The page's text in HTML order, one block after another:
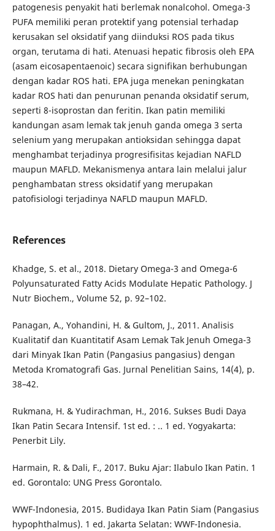
patogenesis penyakit hati berlemak nonalcohol. Omega-3
PUFA memiliki peran protektif yang potensial terhadap
kerusakan sel oksidatif yang diinduksi ROS pada tikus
organ, terutama di hati. Atenuasi hepatic fibrosis oleh EPA
(asam eicosapentaenoic) secara signifikan berhubungan
dengan kadar ROS hati. EPA juga menekan peningkatan
kadar ROS hati dan penurunan penanda oksidatif serum,
seperti 8-isoprostan dan feritin. Ikan patin memiliki
kandungan asam lemak tak jenuh ganda omega 3 serta
selenium yang merupakan antioksidan sehingga dapat
menghambat terjadinya progresifisitas kejadian NAFLD
maupun MAFLD. Mekanismenya antara lain melalui jalur
penghambatan stress oksidatif yang merupakan
patofisiologi terjadinya NAFLD maupun MAFLD.
References
Khadge, S. et al., 2018. Dietary Omega-3 and Omega-6
Polyunsaturated Fatty Acids Modulate Hepatic Pathology. J
Nutr Biochem., Volume 52, p. 92–102.
Panagan, A., Yohandini, H. & Gultom, J., 2011. Analisis
Kualitatif dan Kuantitatif Asam Lemak Tak Jenuh Omega-3
dari Minyak Ikan Patin (Pangasius pangasius) dengan
Metoda Kromatografi Gas. Jurnal Penelitian Sains, 14(4), p.
38–42.
Rukmana, H. & Yudirachman, H., 2016. Sukses Budi Daya
Ikan Patin Secara Intensif. 1st ed. : .. 1 ed. Yogyakarta:
Penerbit Lily.
Harmain, R. & Dali, F., 2017. Buku Ajar: Ilabulo Ikan Patin. 1
ed. Gorontalo: UNG Press Gorontalo.
WWF-Indonesia, 2015. Budidaya Ikan Patin Siam (Pangasius
hypophthalmus). 1 ed. Jakarta Selatan: WWF-Indonesia.